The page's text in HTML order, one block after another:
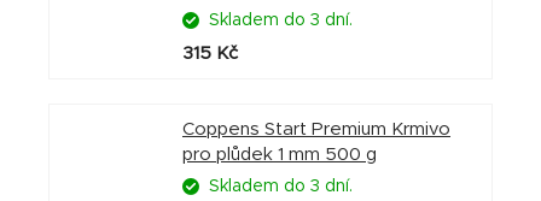
Skladem do 3 dní.
315 Kč
Coppens Start Premium Krmivo
pro plůdek 1 mm 500 g
Skladem do 3 dní.